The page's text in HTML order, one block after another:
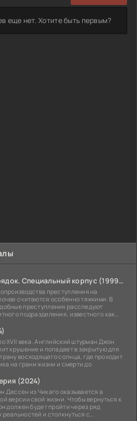
Закон и порядок. Специальный корпус (1999-2026)
преступления на
считаются особенно тяжкими. В
преступления расследуют
подразделения, известного как
XVII века. Английский штурман Джон
крушение и попадает в закрытую для
восходящего солнца, где проходит
на грани жизни и смерти до
(2024)
Дессен из Чикаго оказывается в
версии свой жизни. Чтобы вернуться к
должен будет пройти через ряд
и столкнуться с
еще нет. Хотите быть первым?